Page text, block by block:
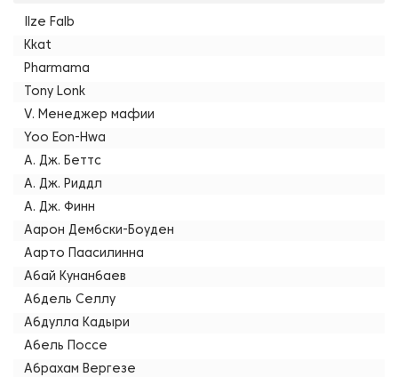
Ilze Falb
Kkat
Pharmama
Tony Lonk
V. Менеджер мафии
Yoo Eon-Hwa
А. Дж. Беттс
А. Дж. Риддл
А. Дж. Финн
Аарон Дембски-Боуден
Аарто Паасилинна
Абай Кунанбаев
Абдель Селлу
Абдулла Кадыри
Абель Поссе
Абрахам Вергезе